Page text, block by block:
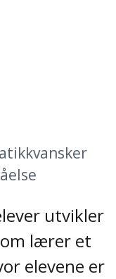
utvikler
lærer et
elevene er